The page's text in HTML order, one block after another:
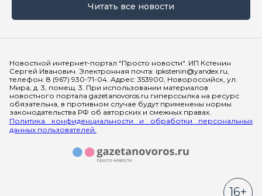
Читать все новости
Новостной интернет-портал "Просто новости". ИП Кстенин
Сергей Иванович. Электронная почта: ipkstenin@yandex.ru,
телефон: 8 (967) 930-71-04. Адрес: 353900, Новороссийск, ул.
Мира, д. 3, помещ. 3. При использовании материалов
новостного портала gazetanovoros.ru гиперссылка на ресурс
обязательна, в противном случае будут применены нормы
законодательства РФ об авторских и смежных правах.
Политика конфиденциальности и обработки персональных
данных пользователей.
16+